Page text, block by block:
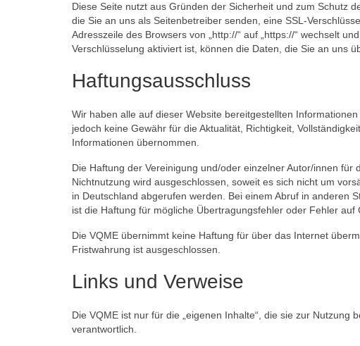
Diese Seite nutzt aus Gründen der Sicherheit und zum Schutz
die Sie an uns als Seitenbetreiber senden, eine SSL-
Adresszeile des Browsers von „http://“ auf „https://“ wechselt
Verschlüsselung aktiviert ist, können die Daten, die Sie an uns
Haftungsausschluss
Wir haben alle auf dieser Website bereitgestellten
jedoch keine Gewähr für die Aktualität, Richtigkeit,
Informationen übernommen.
Die Haftung der Vereinigung und/oder einzelner Autor/innen
Nichtnutzung wird ausgeschlossen, soweit es sich nicht um
in Deutschland abgerufen werden. Bei einem Abruf in anderen
ist die Haftung für mögliche Übertragungsfehler oder Fehler
Die VQME übernimmt keine Haftung für über das Internet
Fristwahrung ist ausgeschlossen.
Links und Verweise
Die VQME ist nur für die „eigenen Inhalte“, die sie zur
verantwortlich.